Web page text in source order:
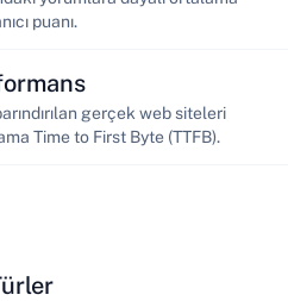
puanı.
gerçek web siteleri
Time to First Byte (TTFB).